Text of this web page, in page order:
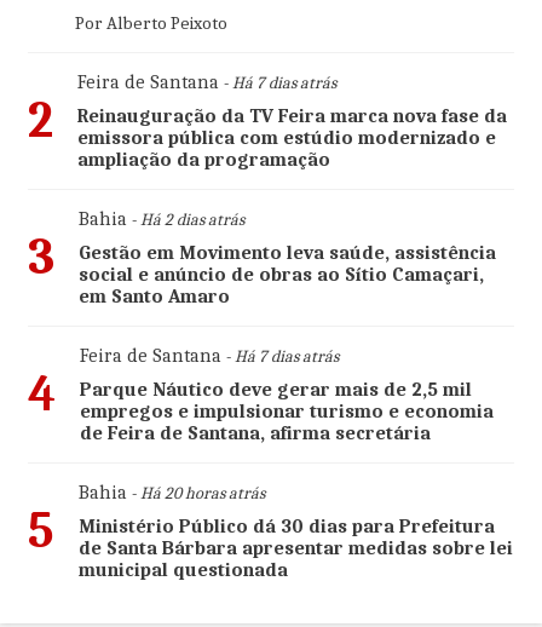
Por Alberto Peixoto
2
Feira de Santana- Há 7 dias atrás
Reinauguração da TV Feira marca nova fase da
emissora pública com estúdio modernizado e
ampliação da programação
3
Bahia- Há 2 dias atrás
Gestão em Movimento leva saúde, assistência
social e anúncio de obras ao Sítio Camaçari,
em Santo Amaro
4
Feira de Santana- Há 7 dias atrás
Parque Náutico deve gerar mais de 2,5 mil
empregos e impulsionar turismo e economia
de Feira de Santana, afirma secretária
5
Bahia- Há 20 horas atrás
Ministério Público dá 30 dias para Prefeitura
de Santa Bárbara apresentar medidas sobre lei
municipal questionada